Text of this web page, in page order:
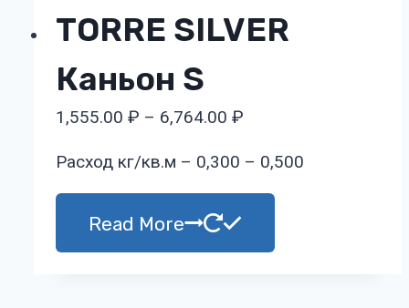
TORRE SILVER
Каньон S
1,555.00 ₽ – 6,764.00 ₽
Расход кг/кв.м – 0,300 – 0,500
Read More